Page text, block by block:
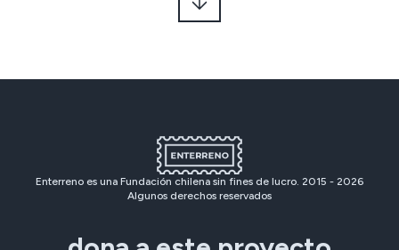
Enterreno es una Fundación chilena sin fines de lucro. 2015 - 2026
Algunos derechos reservados